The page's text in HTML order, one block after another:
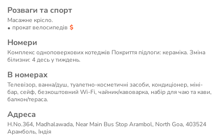
Розваги та спорт
Масажне крісло.
прокат велосипедів
Номери
Комплекс одноповерхових котеджів Покриття підлоги: кераміка. Зміна
білизни: 4 десь у тиждень.
В номерах
Телевізор, ванна/душ, туалетно-косметичні засоби, кондиціонер, міні-
бар, сейф, безкоштовний Wi-Fi, чайник/кавоварка, набір для чаю та кави,
балкон/тераса.
Адреса
H.No.364, Madhalawada, Near Main Bus Stop Arambol, North Goa, 403524
Арамболь, Індія